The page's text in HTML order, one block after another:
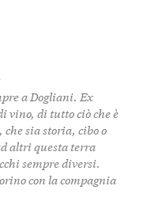
a Dogliani. Ex
vino, di tutto ciò che è
sia storia, cibo o
altri questa terra
sempre diversi.
con la compagnia